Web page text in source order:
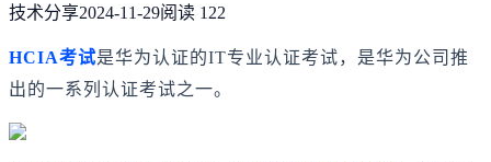
技术分享2024-11-29阅读 122
HCIA考试是华为认证的IT专业认证考试，是华为公司推
出的一系列认证考试之一。